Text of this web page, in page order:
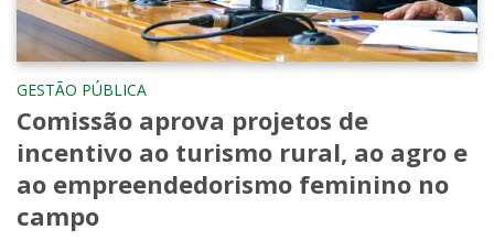
GESTÃO PÚBLICA
Comissão aprova projetos de
incentivo ao turismo rural, ao agro e
ao empreendedorismo feminino no
campo